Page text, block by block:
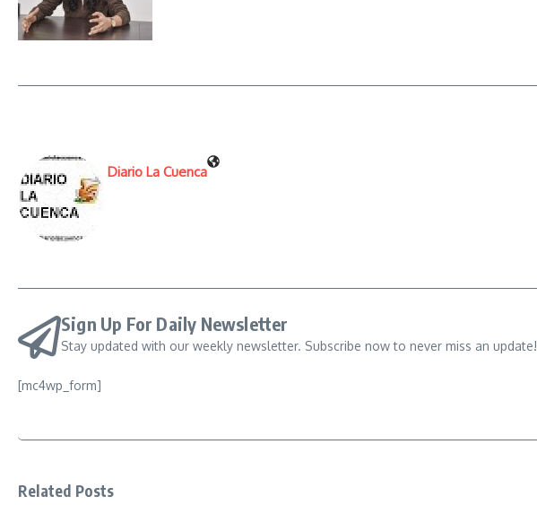
Diario La Cuenca
Sign Up For Daily Newsletter
Stay updated with our weekly newsletter. Subscribe now to never miss an update!
[mc4wp_form]
Related Posts